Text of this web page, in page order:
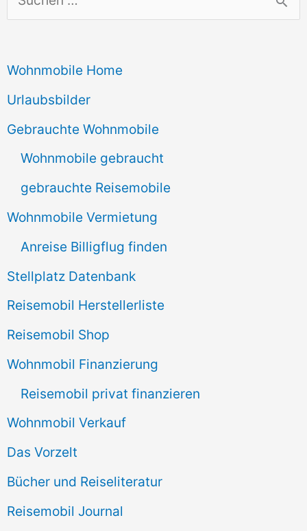
u
h
e
n
Wohnmobile Home
Urlaubsbilder
Gebrauchte Wohnmobile
Wohnmobile gebraucht
gebrauchte Reisemobile
Wohnmobile Vermietung
Anreise Billigflug finden
Stellplatz Datenbank
Reisemobil Herstellerliste
Reisemobil Shop
Wohnmobil Finanzierung
Reisemobil privat finanzieren
Wohnmobil Verkauf
Das Vorzelt
Bücher und Reiseliteratur
Reisemobil Journal